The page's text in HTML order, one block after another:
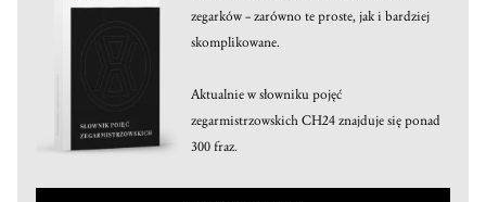
zegarków – zarówno te proste, jak i bardziej
skomplikowane.
Aktualnie w słowniku pojęć
zegarmistrzowskich CH24 znajduje się ponad
300 fraz.